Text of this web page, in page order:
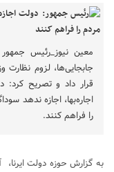
معین نیوز_رئیس
جابجایی‌ها، لزوم نظارت
قرار داد و تصریح کرد:
اجاره‌بها، اجازه ندهد
را فراهم کنند.
به گزارش حوزه دولت